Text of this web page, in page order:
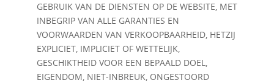
GEBRUIK VAN DE DIENSTEN OP DE WEBSITE, MET
INBEGRIP VAN ALLE GARANTIES EN
VOORWAARDEN VAN VERKOOPBAARHEID, HETZIJ
EXPLICIET, IMPLICIET OF WETTELIJK,
GESCHIKTHEID VOOR EEN BEPAALD DOEL,
EIGENDOM, NIET-INBREUK, ONGESTOORD